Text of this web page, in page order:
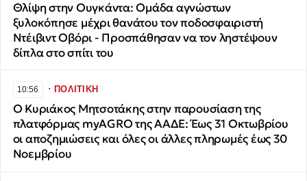
Θλίψη στην Ουγκάντα: Ομάδα αγνώστων
ξυλοκόπησε μέχρι θανάτου τον ποδοσφαιριστή
Ντέιβιντ Οβόρι - Προσπάθησαν να τον ληστέψουν
δίπλα στο σπίτι του
10:56 ∙ΠΟΛΙΤΙΚΗ
Ο Κυριάκος Μητσοτάκης στην παρουσίαση της
πλατφόρμας myAGRO της ΑΑΔΕ: Έως 31 Οκτωβρίου
οι αποζημιώσεις και όλες οι άλλες πληρωμές έως 30
Νοεμβρίου